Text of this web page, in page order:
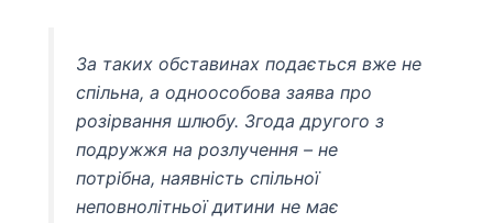
За таких обставинах подається вже не
спільна, а одноособова заява про
розірвання шлюбу. Згода другого з
подружжя на розлучення – не
потрібна, наявність спільної
неповнолітньої дитини не має